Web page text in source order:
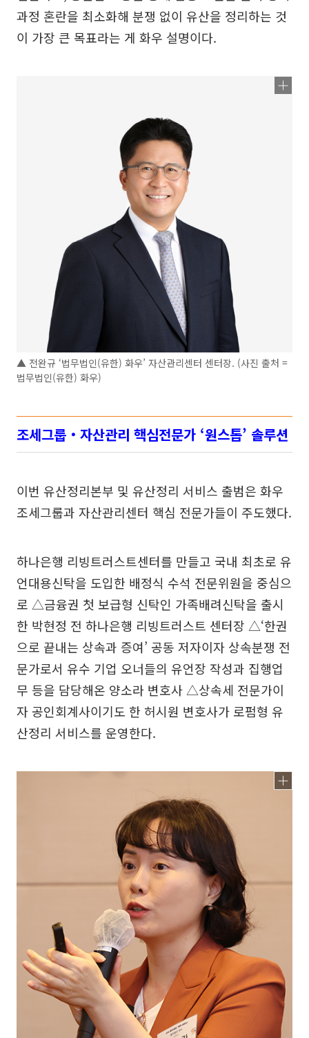
과정 혼란을 최소화해 분쟁 없이 유산을 정리하는 것
이 가장 큰 목표라는 게 화우 설명이다.
▲ 전완규 ‘법무법인(유한) 화우’ 자산관리센터 센터장. (사진 출처 =
법무법인(유한) 화우)
조세그룹‧자산관리 핵심전문가 ‘원스톱’ 솔루션
이번 유산정리본부 및 유산정리 서비스 출범은 화우
조세그룹과 자산관리센터 핵심 전문가들이 주도했다.
하나은행 리빙트러스트센터를 만들고 국내 최초로 유
언대용신탁을 도입한 배정식 수석 전문위원을 중심으
로 △금융권 첫 보급형 신탁인 가족배려신탁을 출시
한 박현정 전 하나은행 리빙트러스트 센터장 △‘한권
으로 끝내는 상속과 증여’ 공동 저자이자 상속분쟁 전
문가로서 유수 기업 오너들의 유언장 작성과 집행업
무 등을 담당해온 양소라 변호사 △상속세 전문가이
자 공인회계사이기도 한 허시원 변호사가 로펌형 유
산정리 서비스를 운영한다.